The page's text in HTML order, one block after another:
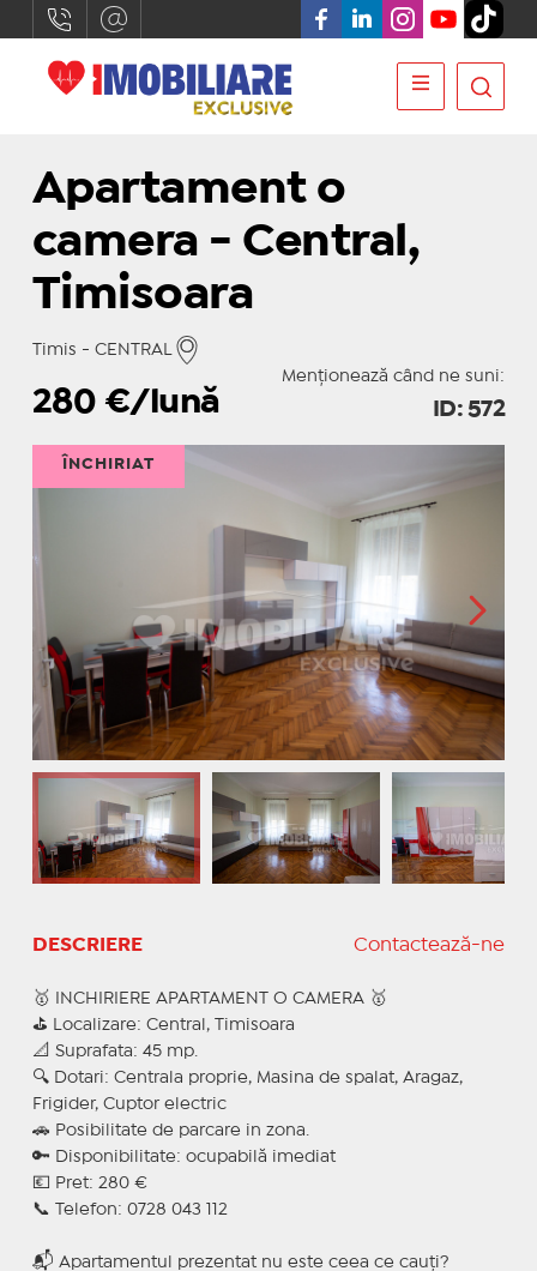
Apartament o
camera - Central,
Timisoara
Timis - CENTRAL
Menționează când ne suni:
280 €/lună ID: 572
ÎNCHIRIAT
DESCRIERE Contactează-ne
🥇 INCHIRIERE APARTAMENT O CAMERA 🥇
⛳ Localizare: Central, Timisoara
📐 Suprafata: 45 mp.
🔍 Dotari: Centrala proprie, Masina de spalat, Aragaz,
Frigider, Cuptor electric
🚗 Posibilitate de parcare in zona.
🔑 Disponibilitate: ocupabilă imediat
💶 Pret: 280 €
📞 Telefon: 0728 043 112
📬 Apartamentul prezentat nu este ceea ce cauți?